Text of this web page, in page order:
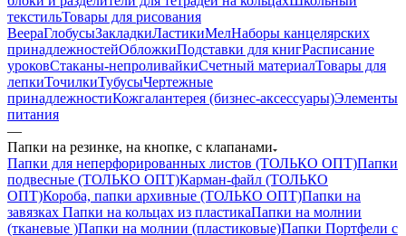
текстильТовары для рисования
ВеераГлобусыЗакладкиЛастикиМелНаборы канцелярских
принадлежностейОбложкиПодставки для книгРасписание
уроковСтаканы-непроливайкиСчетный материалТовары для
лепкиТочилкиТубусыЧертежные
принадлежностиКожгалантерея (бизнес-аксессуары)Элементы
питания
—
Папки на резинке, на кнопке, с клапанами
Папки для неперфорированных листов (ТОЛЬКО ОПТ)Папки
подвесные (ТОЛЬКО ОПТ)Карман-файл (ТОЛЬКО
ОПТ)Короба, папки архивные (ТОЛЬКО ОПТ)Папки на
завязках Папки на кольцах из пластикаПапки на молнии
(тканевые )Папки на молнии (пластиковые)Папки Портфели с